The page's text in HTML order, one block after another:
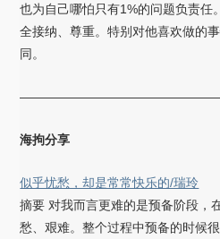
也为自己哪怕只有1%的问题负责任
全接纳、尊重。特别对他喜欢做的
同。
海拘分享
似乎忧愁，却是常常快乐的/瑞玲
摘要 对我而言更难的是预备阶段，
愁、艰难。整个过程中预备的时候